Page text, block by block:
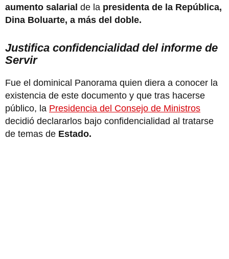
aumento salarial de la presidenta de la República,
Dina Boluarte, a más del doble.
Justifica confidencialidad del informe de
Servir
Fue el dominical Panorama quien diera a conocer la
existencia de este documento y que tras hacerse
público, la Presidencia del Consejo de Ministros
decidió declararlos bajo confidencialidad al tratarse
de temas de Estado.